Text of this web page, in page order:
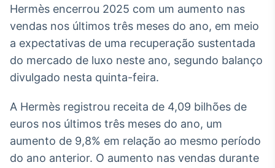
Energia
O setor de
energia elétrica
Broadcast
White Label
Plataforma para
Hermès encerrou 2025 com um aumento nas
vendas nos últimos três meses do ano, em meio
a expectativas de uma recuperação sustentada
do mercado de luxo neste ano, segundo balanço
divulgado nesta quinta-feira.
A Hermès registrou receita de 4,09 bilhões de
euros nos últimos três meses do ano, um
aumento de 9,8% em relação ao mesmo período
do ano anterior. O aumento nas vendas durante